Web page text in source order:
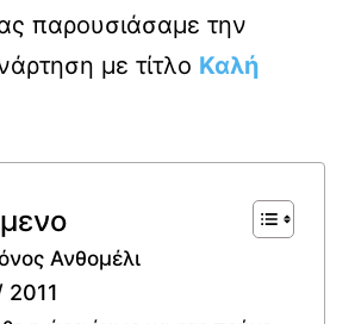
παρουσιάσαμε την
με τίτλο Καλή
Ανθομέλι
2011